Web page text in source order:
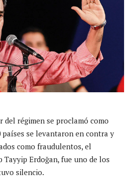
del régimen se proclamó como
países se levantaron en contra y
como fraudulentos, el
Tayyip Erdoğan, fue uno de los
silencio.